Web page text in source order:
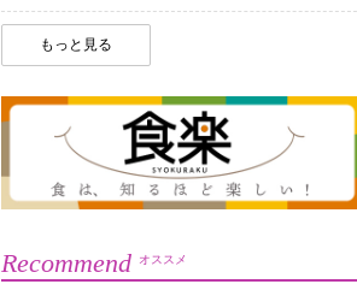
もっと見る
Recommend オススメ